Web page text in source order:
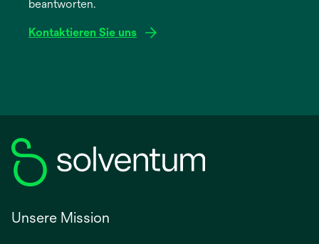
Registerkarte
beantworten.
Kontaktieren Sie uns
Unsere Mission